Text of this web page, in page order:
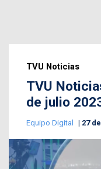
TVU Noticias
TVU
de julio
Equipo Digital 27